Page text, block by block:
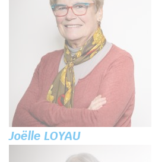
Joëlle LOYAU